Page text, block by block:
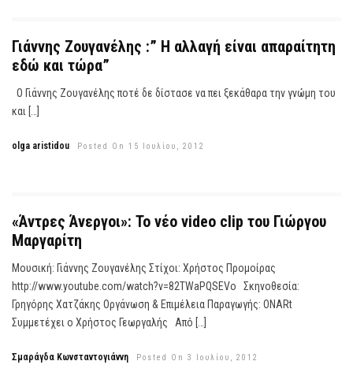
Γιάννης Ζουγανέλης :” Η αλλαγή είναι απαραίτητη
εδώ και τώρα”
Ο Γιάννης Ζουγανέλης ποτέ δε δίστασε να πει ξεκάθαρα την γνώμη του
και […]
olga aristidou Posted On 15 Ιουλίου, 2012
«Άντρες Άνεργοι»: Το νέο video clip του Γιώργου
Μαργαρίτη
Μουσική: Γιάννης Ζουγανέλης Στίχοι: Χρήστος Προμοίρας
http://www.youtube.com/watch?v=82TWaPQSEVo Σκηνοθεσία:
Γρηγόρης Χατζάκης Οργάνωση & Επιμέλεια Παραγωγής: ONARt
Συμμετέχει ο Χρήστος Γεωργαλής Από […]
Σμαράγδα Κωνσταντογιάννη Posted On 3 Ιουλίου, 2012